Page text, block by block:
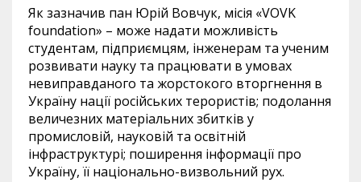
Як зазначив пан Юрій Вовчук, місія «VOVK
foundation» – може надати можливість
студентам, підприємцям, інженерам та ученим
розвивати науку та працювати в умовах
невиправданого та жорстокого вторгнення в
Україну нації російських терористів; подолання
величезних матеріальних збитків у
промисловій, науковій та освітній
інфраструктурі; поширення інформації про
Україну, її національно-визвольний рух.